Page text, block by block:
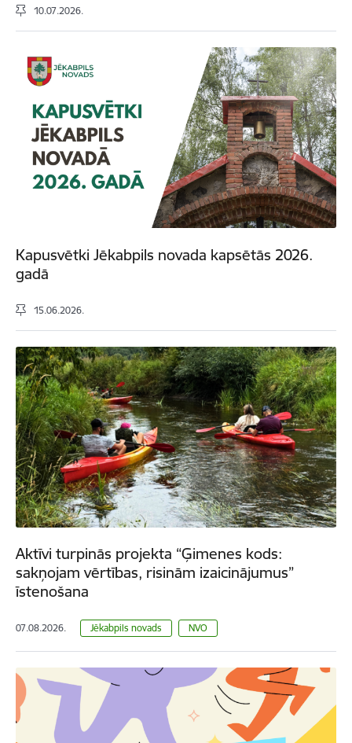
10.07.2026.
Kapusvētki Jēkabpils novada kapsētās 2026.
gadā
15.06.2026.
Aktīvi turpinās projekta “Ģimenes kods:
sakņojam vērtības, risinām izaicinājumus”
īstenošana
07.08.2026. Jēkabpils novads NVO